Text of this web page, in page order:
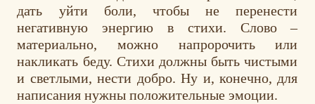
дать уйти боли, чтобы не перенести
негативную энергию в стихи. Слово –
материально, можно напророчить или
накликать беду. Стихи должны быть чистыми
и светлыми, нести добро. Ну и, конечно, для
написания нужны положительные эмоции.